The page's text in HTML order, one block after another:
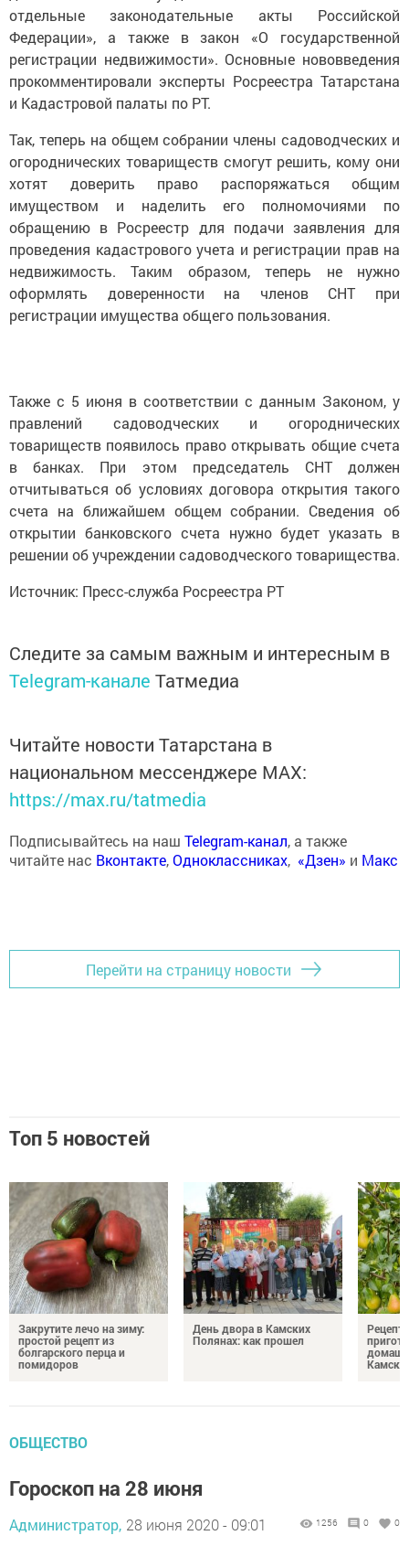
отдельные законодательные акты Российской
Федерации», а также в закон «О государственной
регистрации недвижимости». Основные нововведения
прокомментировали эксперты Росреестра Татарстана
и Кадастровой палаты по РТ.
Так, теперь на общем соб­рании члены садоводческих и
огороднических товариществ смогут решить, кому они
хотят доверить право распоряжаться общим
имуществом и наделить его полномочиями по
обращению в Росреестр для подачи заявления для
проведения кадастрового учета и регистрации прав на
недвижимость. Таким образом, теперь не нужно
оформлять доверенности на членов СНТ при
регистрации имущества общего пользования.
Также с 5 июня в соответствии с данным Законом, у
правлений садоводческих и огороднических
товариществ появилось право открывать общие счета
в банках. При этом председатель СНТ должен
отчитываться об усло­виях договора открытия такого
счета на ближайшем общем собрании. Сведения об
открытии банковского счета нужно будет указать в
решении об учреждении садоводческого товари­щества.
Источник: Пресс-служба Росреестра РТ
Следите за самым важным и интересным в
Telegram-канале Татмедиа
Читайте новости Татарстана в
национальном мессенджере MАХ:
https://max.ru/tatmedia
Подписывайтесь на наш Telegram-канал, а также
читайте нас Вконтакте,Одноклассниках, «Дзен» и Макс
Перейти на страницу новости
Топ 5 новостей
Закрутите лечо на зиму:
простой рецепт из
болгарского перца и
помидоров
День двора в Камских
Полянах: как прошел
ОБЩЕСТВО
Гороскоп на 28 июня
Администратор, 28 июня 2020 - 09:01 1256 0 0